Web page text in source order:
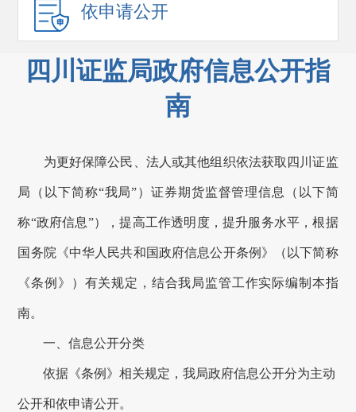
依申请公开
四川证监局政府信息公开指
南
为更好保障公民、法人或其他组织依法获取 四川证监
局（以下简称“我局”）证券期货监督管理信息（以下简
称“政府信息”），提高工作透明度， 提升服务水平，根据
国务院 《中华人民共和国政府信息公开条例》（以下简称
《条例》）有关规定， 结合我局监管工作实际编制本指
南。
一、信息公开分类
依据《条例》相关规定，我局政府信息公开分为主动
公开和依申请公开。